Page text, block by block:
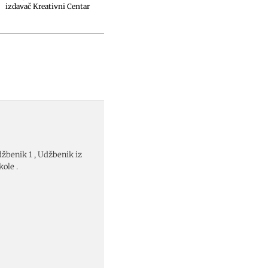
izdavač Kreativni Centar
1 , Udžbenik iz
.